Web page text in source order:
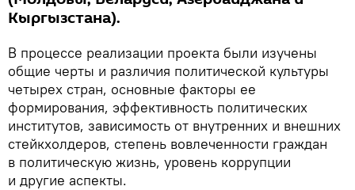
Кыргызстана).
В процессе реализации проекта были изучены
общие черты и различия политической культуры
четырех стран, основные факторы ее
формирования, эффективность политических
институтов, зависимость от внутренних и внешних
стейкхолдеров, степень вовлеченности граждан
в политическую жизнь, уровень коррупции
и другие аспекты.